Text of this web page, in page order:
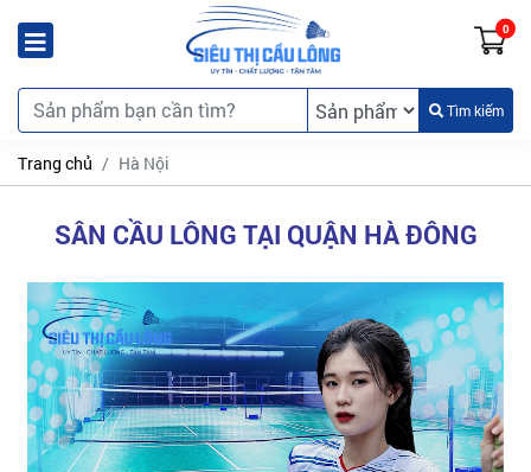
0
Tìm kiếm
Trang chủ Hà Nội
SÂN CẦU LÔNG TẠI QUẬN HÀ ĐÔNG